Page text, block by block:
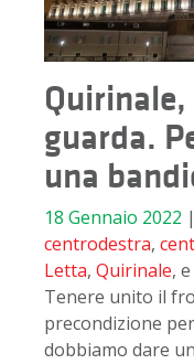
guarda.
una
18 Gennaio 2022 |
centrodestra,
Letta, Quirinale, e
Tenere unito il
precondizione
dobbiamo dare